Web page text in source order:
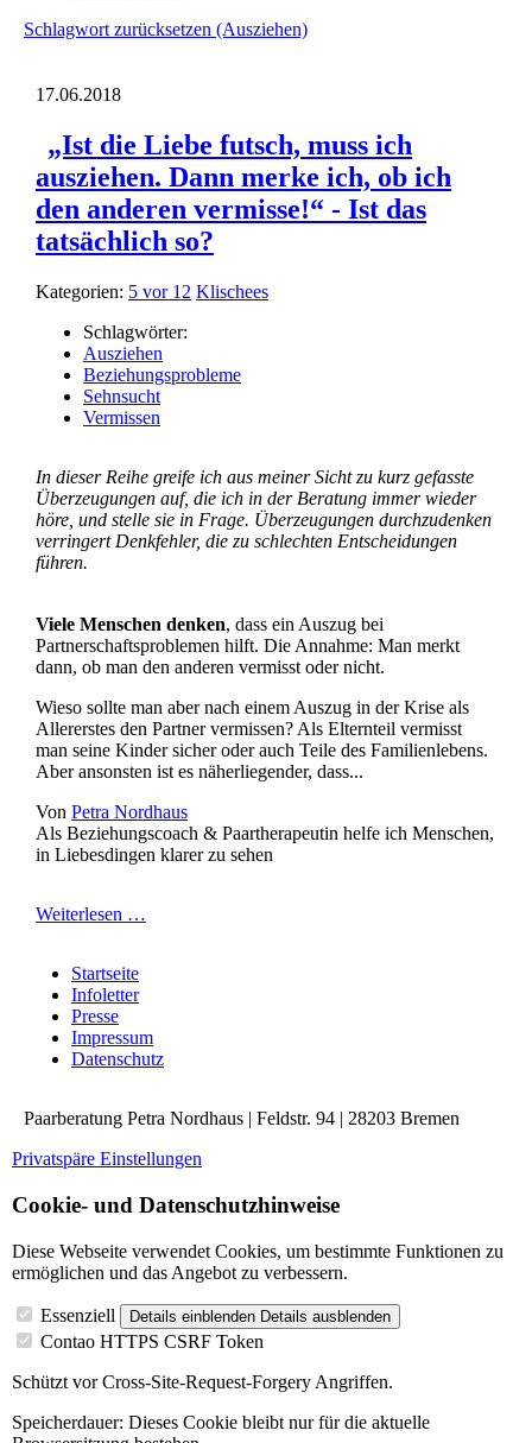
Schlagwort zurücksetzen (Ausziehen)
17.06.2018
„Ist die Liebe futsch, muss ich
ausziehen. Dann merke ich, ob ich
den anderen vermisse!“ - Ist das
tatsächlich so?
Kategorien: 5 vor 12 Klischees
Schlagwörter:
Ausziehen
Beziehungsprobleme
Sehnsucht
Vermissen
In dieser Reihe greife ich aus meiner Sicht zu kurz gefasste
Überzeugungen auf, die ich in der Beratung immer wieder
höre, und stelle sie in Frage. Überzeugungen durchzudenken
verringert Denkfehler, die zu schlechten Entscheidungen
führen.
Viele Menschen denken, dass ein Auszug bei
Partnerschaftsproblemen hilft. Die Annahme: Man merkt
dann, ob man den anderen vermisst oder nicht.
Wieso sollte man aber nach einem Auszug in der Krise als
Allererstes den Partner vermissen? Als Elternteil vermisst
man seine Kinder sicher oder auch Teile des Familienlebens.
Aber ansonsten ist es näherliegender, dass...
Von Petra Nordhaus
Als Beziehungscoach & Paartherapeutin helfe ich Menschen,
in Liebesdingen klarer zu sehen
Weiterlesen …
ausziehen.
Dann
ob
ich
den
vermisse!“
Ist
das
so?
überspringen
Startseite
Infoletter
Presse
Impressum
Datenschutz
Paarberatung Petra Nordhaus | Feldstr. 94 | 28203 Bremen
Privatspäre Einstellungen
Cookie- und Datenschutzhinweise
Diese Webseite verwendet Cookies, um bestimmte Funktionen zu
ermöglichen und das Angebot zu verbessern.
Essenziell Details einblenden Details ausblenden
Contao HTTPS CSRF Token
Schützt vor Cross-Site-Request-Forgery Angriffen.
Speicherdauer: Dieses Cookie bleibt nur für die aktuelle